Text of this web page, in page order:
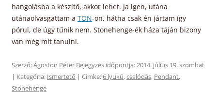
hangolásba a készítő, akkor lehet. Ja igen, utána
utánaolvasgattam a TON-on, hátha csak én jártam így
pórul, de úgy tűnik nem. Stonehenge-ék háza táján bizony
van még mit tanulni.
Szerző:Ágoston Péter Bejegyzés időpontja:2014. július 19. szombat
| Kategória: Ismertető | Címke:6 lyukú,csalódás, Pendant,
Stonehenge